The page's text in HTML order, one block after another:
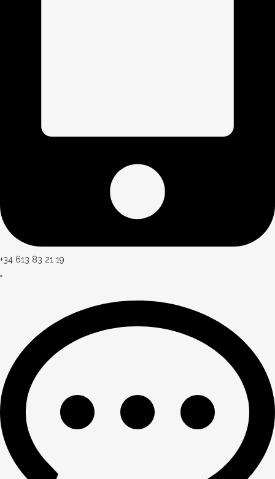
+34 613 83 21 19